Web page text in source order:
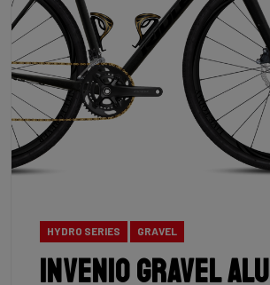
HYDRO SERIES GRAVEL
INVENIO Gravel Alu